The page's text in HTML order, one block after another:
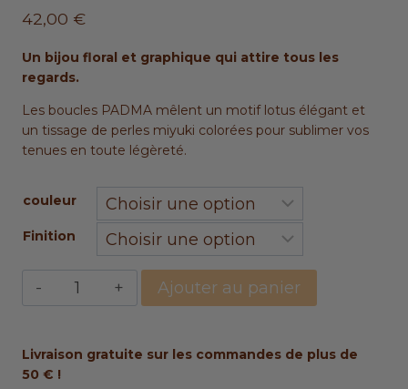
42,00 €
Un bijou floral et graphique qui attire tous les
regards.
Les boucles PADMA mêlent un motif lotus élégant et
un tissage de perles miyuki colorées pour sublimer vos
tenues en toute légèreté.
couleur
Finition
quantité
miyuki
dorées
Ajouter au panier
Livraison gratuite sur les commandes de plus de
50 € !